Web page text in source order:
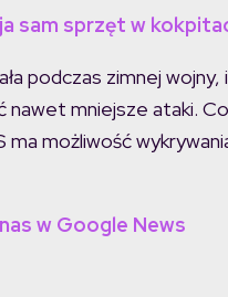
sam sprzęt w
podczas zimnej wojny,
mniejsze ataki.
możliwość
w Google News